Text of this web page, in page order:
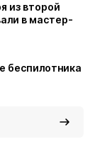
из второй
в мастер-
беспилотника